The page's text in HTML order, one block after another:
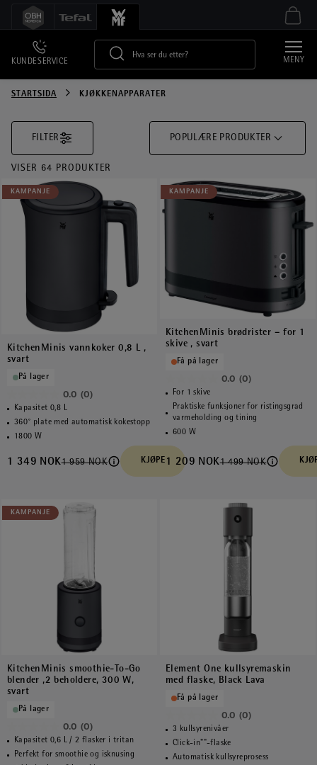
KUNDESERVICE MENY
STARTSIDA KJØKKENAPPARATER
FILTER POPULÆRE PRODUKTER
VISER 64 PRODUKTER
KAMPANJE
KitchenMinis vannkoker 0,8 L ,
svart
På lager
0.0 (0)
0.0
av
5
Kapasitet 0,8 L
360° plate med automatisk kokestopp
1800 W
1 349 NOK1 959 NOK KJØPE
KAMPANJE
KitchenMinis brødrister – for 1
skive , svart
Få på lager
0.0 (0)
0.0
av
For 1 skive
Praktiske funksjoner for ristingsgrad
varmeholding og tining
600 W
1 209 NOK1 499 NOK
KAMPANJE
KitchenMinis smoothie-To-Go
blender ,2 beholdere, 300 W,
svart
På lager
0.0 (0)
0.0
av
Kapasitet 0,6 L / 2 flasker i tritan
Perfekt for smoothie og isknusing
Element One kullsyremaskin
med flaske, Black Lava
Få på lager
0.0 (0)
0.0
av
5
3 kullsyrenivåer
Click-in""-flaske
Automatisk kullsyreprosess